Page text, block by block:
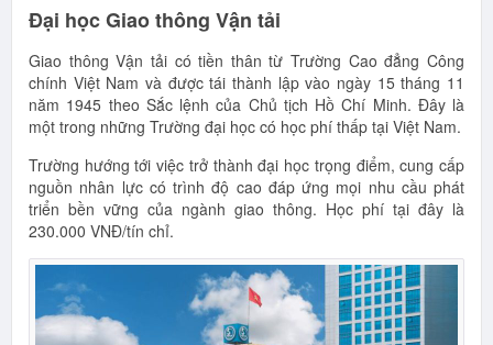
Đại học Giao thông Vận tải
Giao thông Vận tải có tiền thân từ Trường Cao đẳng Công
chính Việt Nam và được tái thành lập vào ngày 15 tháng 11
năm 1945 theo Sắc lệnh của Chủ tịch Hồ Chí Minh. Đây là
một trong những Trường đại học có học phí thấp tại Việt Nam.
Trường hướng tới việc trở thành đại học trọng điểm, cung cấp
nguồn nhân lực có trình độ cao đáp ứng mọi nhu cầu phát
triển bền vững của ngành giao thông. Học phí tại đây là
230.000 VNĐ/tín chỉ.